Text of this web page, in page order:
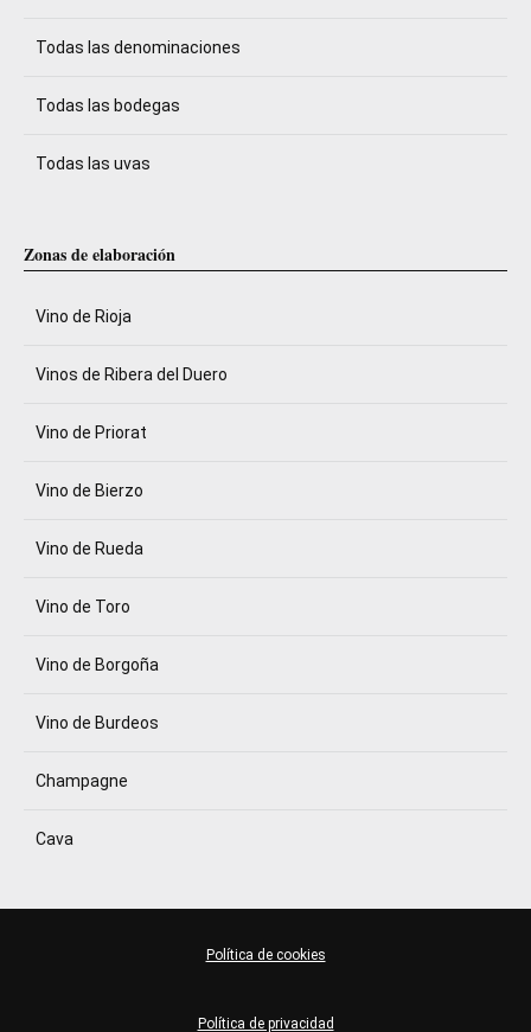
Todas las denominaciones
Todas las bodegas
Todas las uvas
Zonas de elaboración
Vino de Rioja
Vinos de Ribera del Duero
Vino de Priorat
Vino de Bierzo
Vino de Rueda
Vino de Toro
Vino de Borgoña
Vino de Burdeos
Champagne
Cava
Política de privacidad
Política de cookies